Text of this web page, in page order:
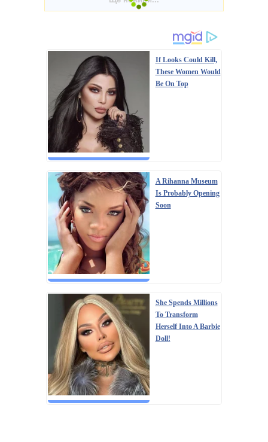
If Looks Could Kill,
These Women Would
Be On Top
A Rihanna Museum
Is Probably Opening
Soon
She Spends Millions
To Transform
Herself Into A Barbie
Doll!